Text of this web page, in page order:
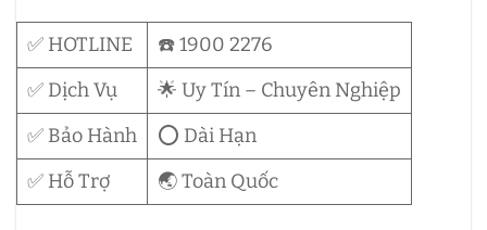
✅ HOTLINE
☎️ 1900 2276
✅ Dịch Vụ
🌟 Uy Tín – Chuyên Nghiệp
✅ Bảo Hành
⭕ Dài Hạn
✅ Hỗ Trợ
🌏 Toàn Quốc